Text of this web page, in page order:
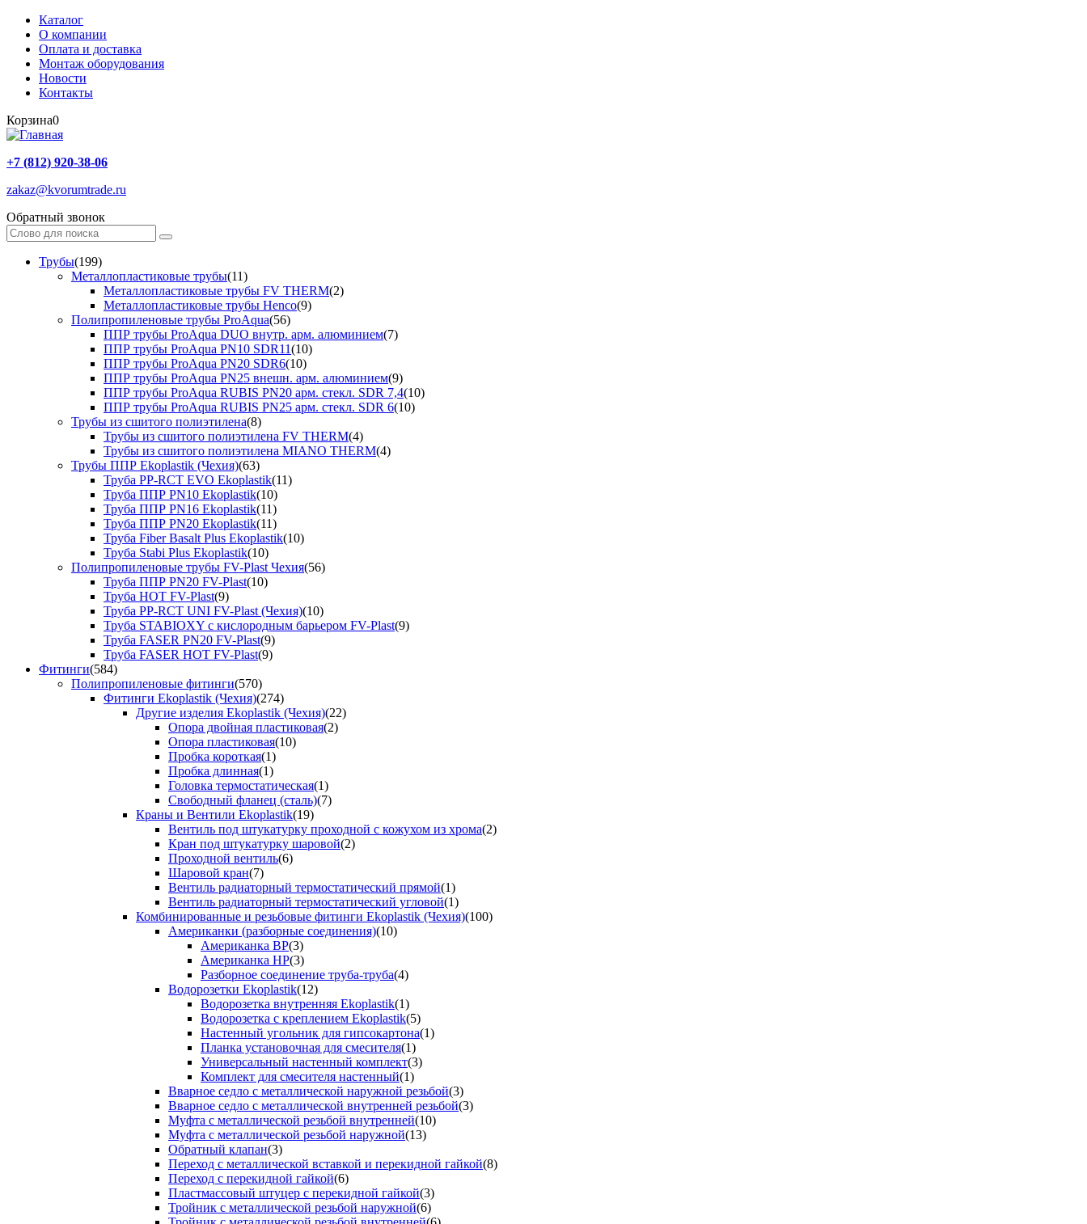
Каталог
О компании
Оплата и доставка
Монтаж оборудования
Новости
Контакты
Корзина0
+7 (812) 920-38-06
zakaz@kvorumtrade.ru
Обратный звонок
Трубы(199)
Металлопластиковые трубы(11)
Металлопластиковые трубы FV THERM(2)
Металлопластиковые трубы Henco(9)
Полипропиленовые трубы ProAqua(56)
ППР трубы ProAqua DUO внутр. арм. алюминием(7)
ППР трубы ProAqua PN10 SDR11(10)
ППР трубы ProAqua PN20 SDR6(10)
ППР трубы ProAqua PN25 внешн. арм. алюминием(9)
ППР трубы ProAqua RUBIS PN20 арм. стекл. SDR 7,4(10)
ППР трубы ProAqua RUBIS PN25 арм. стекл. SDR 6(10)
Трубы из сшитого полиэтилена(8)
Трубы из сшитого полиэтилена FV THERM(4)
Трубы из сшитого полиэтилена MIANO THERM(4)
Трубы ППР Ekoplastik (Чехия)(63)
Труба PP-RCT EVO Ekoplastik(11)
Труба ППР PN10 Ekoplastik(10)
Труба ППР PN16 Ekoplastik(11)
Труба ППР PN20 Ekoplastik(11)
Труба Fiber Basalt Plus Ekoplastik(10)
Труба Stabi Plus Ekoplastik(10)
Полипропиленовые трубы FV-Plast Чехия(56)
Труба ППР PN20 FV-Plast(10)
Труба HOT FV-Plast(9)
Труба PP-RCT UNI FV-Plast (Чехия)(10)
Труба STABIOXY с кислородным барьером FV-Plast(9)
Труба FASER PN20 FV-Plast(9)
Труба FASER HOT FV-Plast(9)
Фитинги(584)
Полипропиленовые фитинги(570)
Фитинги Ekoplastik (Чехия)(274)
Другие изделия Ekoplastik (Чехия)(22)
Опора двойная пластиковая(2)
Опора пластиковая(10)
Пробка короткая(1)
Пробка длинная(1)
Головка термостатическая(1)
Свободный фланец (сталь)(7)
Краны и Вентили Ekoplastik(19)
Вентиль под штукатурку проходной с кожухом из хрома(2)
Кран под штукатурку шаровой(2)
Проходной вентиль(6)
Шаровой кран(7)
Вентиль радиаторный термостатический прямой(1)
Вентиль радиаторный термостатический угловой(1)
Комбинированные и резьбовые фитинги Ekoplastik (Чехия)(100)
Американки (разборные соединения)(10)
Американка ВР(3)
Американка НР(3)
Разборное соединение труба-труба(4)
Водорозетки Ekoplastik(12)
Водорозетка внутренняя Ekoplastik(1)
Водорозетка с креплением Ekoplastik(5)
Настенный угольник для гипсокартона(1)
Планка установочная для смесителя(1)
Универсальный настенный комплект(3)
Комплект для смесителя настенный(1)
Вварное седло с металлической наружной резьбой(3)
Вварное седло с металлической внутренней резьбой(3)
Муфта с металлической резьбой внутренней(10)
Муфта с металлической резьбой наружной(13)
Обратный клапан(3)
Переход с металлической вставкой и перекидной гайкой(8)
Переход с перекидной гайкой(6)
Пластмассовый штуцер с перекидной гайкой(3)
Тройник с металлической резьбой наружной(6)